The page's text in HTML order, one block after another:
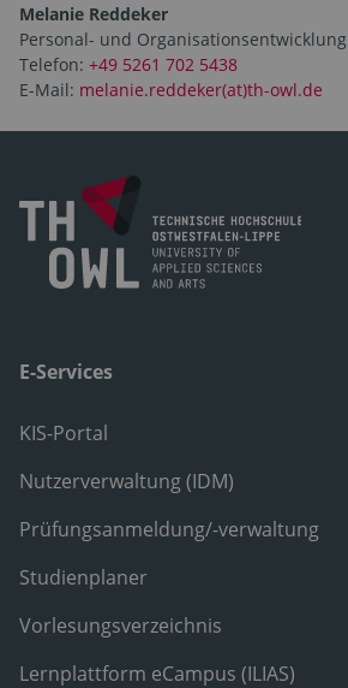
Melanie Reddeker
Personal- und Organisationsentwicklung
Telefon: +49 5261 702 5438
E-Mail: melanie.reddeker(at)th-owl.de
E-Services
KIS-Portal
Nutzerverwaltung (IDM)
Prüfungsanmeldung/-verwaltung
Studienplaner
Vorlesungsverzeichnis
Lernplattform eCampus (ILIAS)